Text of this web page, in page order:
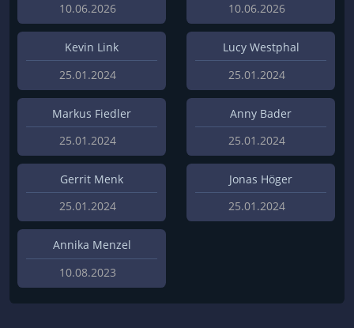
10.06.2026
10.06.2026
Kevin Link
25.01.2024
Lucy Westphal
25.01.2024
Markus Fiedler
25.01.2024
Anny Bader
25.01.2024
Gerrit Menk
25.01.2024
Jonas Höger
25.01.2024
Annika Menzel
10.08.2023